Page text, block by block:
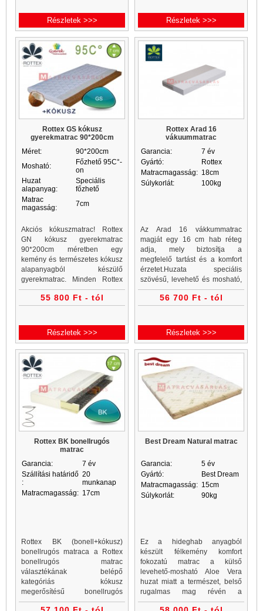
Részletek >>> Részletek >>>
Rottex GS kókusz
gyerekmatrac 90*200cm
Méret:
90*200cm
Mosható:
Főzhető 95C°-
on
Huzat
alapanyag:
Speciális
főzhető
Matrac
magasság:
7cm
Akciós kókuszmatrac! Rottex
GN kókusz gyerekmatrac
90*200cm méretben egy
kemény és természetes kókusz
alapanyagból készülő
gyerekmatrac. Minden Rottex
kókuszmatrac, gyerekmatrac és
gyerekmatracok a Matrac
55 800 Ft - tól
Részletek >>>
Rottex Arad 16
vákuummatrac
Garancia:
7 év
Gyártó:
Rottex
Matracmagasság: 18cm
Súlykorlát:
100kg
Az Arad 16 vákkummatrac
magját egy 16 cm hab réteg
adja, mely biztosítja a
megfelelő tartást és a komfort
érzetet.Huzata speciális
szövésű, levehető és mosható,
így könnyű akarbantartása.A
vákuumcsomagolásnak
56 700 Ft - tól
Részletek >>>
Rottex BK bonellrugós
matrac
Garancia:
7 év
Szállítási határidő
:
20
munkanap
Matracmagasság: 17cm
Rottex BK (bonell+kókusz)
bonellrugós matraca a Rottex
bonellrugós matrac
választékának belépő
kategóriás kókusz
megerősítésű bonellrugós
terméke. Rottex BK bonellrugós
Best Dream Natural matrac
Garancia:
5 év
Gyártó:
Best Dream
Matracmagasság: 15cm
Súlykorlát:
90kg
Ez a hideghab anyagból
készült félkemény komfort
fokozatú matrac a külső
levehető-mosható Aloe Vera
huzat miatt a természet, belső
rugalmas mag révén a
technológia találkozása mely